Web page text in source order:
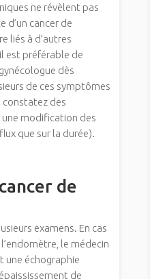
ne révèlent pas
d’un cancer de
liés à d’autres
est préférable de
dès
de ces symptômes
constatez des
modification des
que sur la durée).
de
examens. En cas
le médecin
une échographie
de